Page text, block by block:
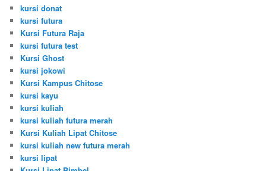
kursi donat
kursi futura
Kursi Futura Raja
kursi futura test
Kursi Ghost
kursi jokowi
Kursi Kampus Chitose
kursi kayu
kursi kuliah
kursi kuliah futura merah
Kursi Kuliah Lipat Chitose
kursi kuliah new futura merah
kursi lipat